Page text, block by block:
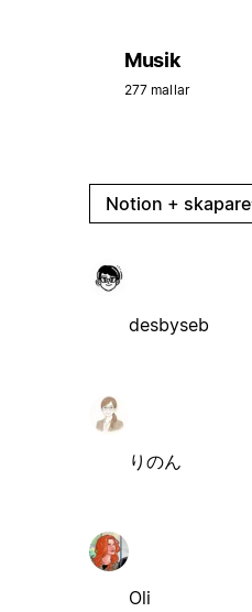
Musik
277 mallar
Notion + skapare
desbyseb
りのん
Oli